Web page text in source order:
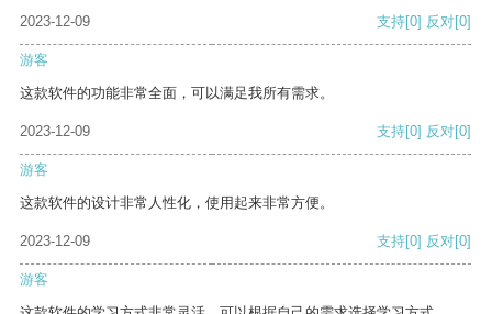
2023-12-09
支持[0] 反对[0]
游客
这款软件的功能非常全面，可以满足我所有需求。
2023-12-09 支持[0] 反对[0]
游客
这款软件的设计非常人性化，使用起来非常方便。
2023-12-09 支持[0] 反对[0]
游客